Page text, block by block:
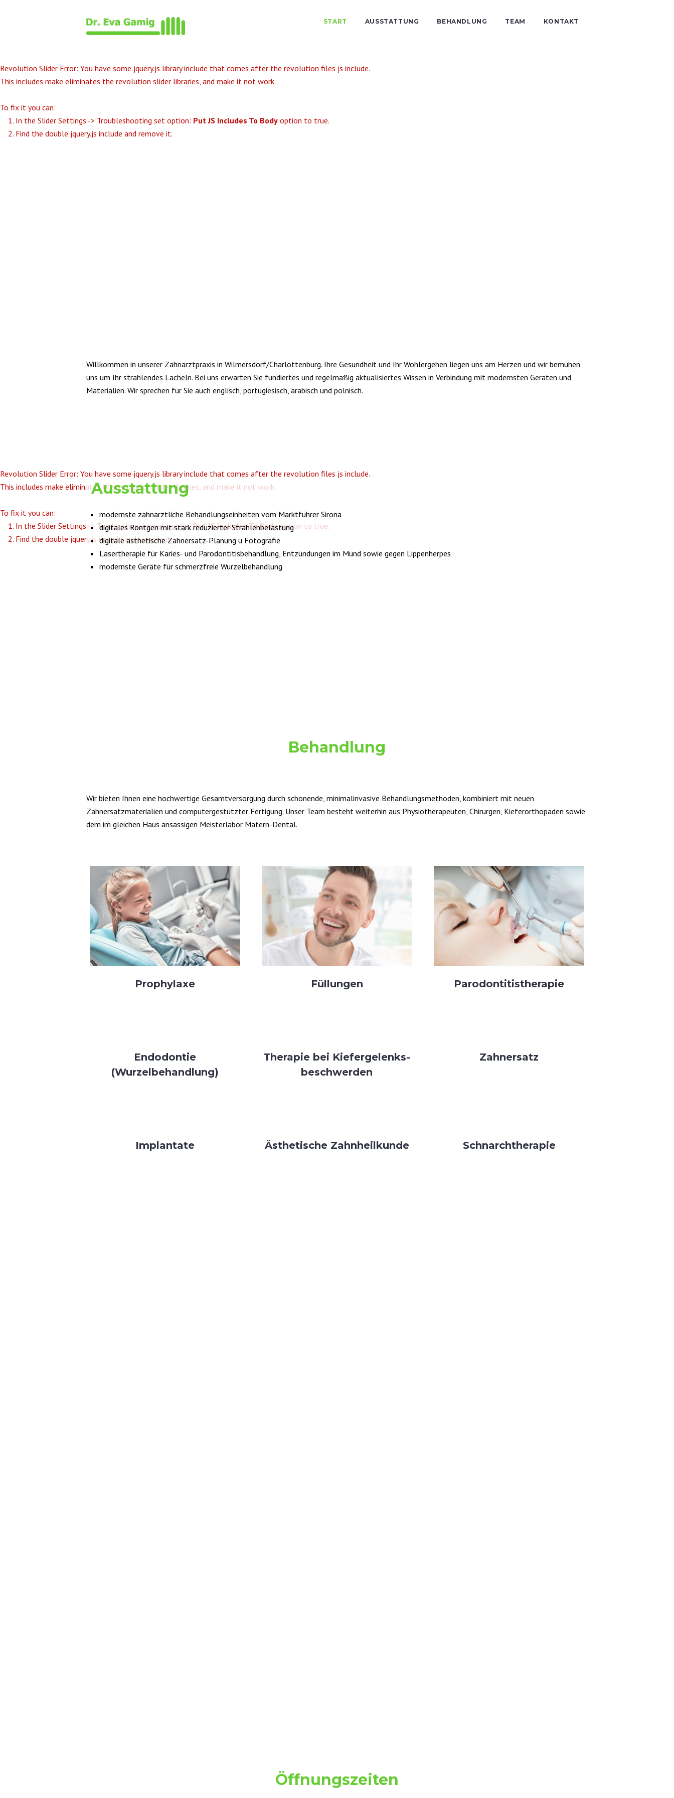
START AUSSTATTUNG BEHANDLUNG TEAM KONTAKT
Revolution Slider Error: You have some jquery.js library include that comes after the revolution files js include.
This includes make eliminates the revolution slider libraries, and make it not work.
To fix it you can:
1. In the Slider Settings -> Troubleshooting set option: Put JS Includes To Body option to true.
2. Find the double jquery.js include and remove it.
Willkommen in unserer Zahnarztpraxis in Wilmersdorf/Charlottenburg. Ihre Gesundheit und Ihr Wohlergehen liegen uns am Herzen und wir bemühen
uns um Ihr strahlendes Lächeln. Bei uns erwarten Sie fundiertes und regelmäßig aktualisiertes Wissen in Verbindung mit modernsten Geräten und
Materialien. Wir sprechen für Sie auch englisch, portugiesisch, arabisch und polnisch.
Revolution Slider Error: You have some jquery.js library include that comes after the revolution files js include.
This includes make eliminates the revolution slider libraries, and make it not work.
To fix it you can:
1. In the Slider Settings -> Troubleshooting set option: Put JS Includes To Bodyoption to true.
2. Find the double jquery.js include and remove it.
Ausstattung
modernste zahnärztliche Behandlungseinheiten vom Marktführer Sirona
digitales Röntgen mit stark reduzierter Strahlenbelastung
digitale ästhetische Zahnersatz-Planung u Fotografie
Lasertherapie für Karies- und Parodontitisbehandlung, Entzündungen im Mund sowie gegen Lippenherpes
modernste Geräte für schmerzfreie Wurzelbehandlung
Behandlung
Wir bieten Ihnen eine hochwertige Gesamtversorgung durch schonende, minimalinvasive Behandlungsmethoden, kombiniert mit neuen
Zahnersatzmaterialien und computergestützter Fertigung. Unser Team besteht weiterhin aus Physiotherapeuten, Chirurgen, Kieferorthopäden sowie
dem im gleichen Haus ansässigen Meisterlabor Matern-Dental.
Prophylaxe Füllungen Parodontitistherapie
Endodontie
(Wurzelbehandlung)
Therapie bei Kiefergelenks­
beschwerden
Zahnersatz
Implantate Ästhetische Zahnheilkunde Schnarchtherapie
Öffnungszeiten